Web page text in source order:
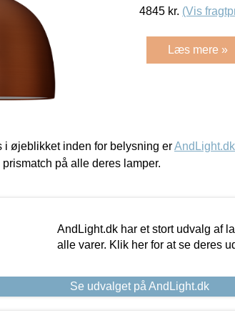
4845 kr. (Vis
Læs mere »
øjeblikket inden for belysning erAndLight.dk
på alle deres lamper.
AndLight.dk har et stort udvalg af
alle varer. Klik her for at se deres
Se udvalget på AndLight.dk